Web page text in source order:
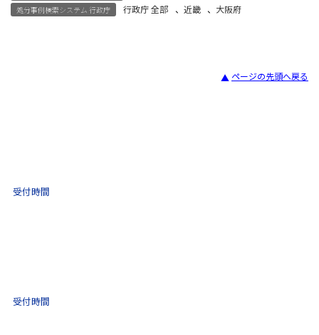
処分事例検索システム 行政庁 行政庁 全部 、 近畿 、 大阪府
ページの先頭へ戻る
受付時間
受付時間